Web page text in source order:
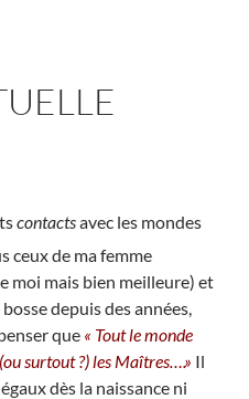
contactsavec les mondes
ceux de ma femme
moi mais bien meilleure) et
depuis des années,
que « Tout le monde
surtout ?) les Maîtres….» Il
dès la naissance ni